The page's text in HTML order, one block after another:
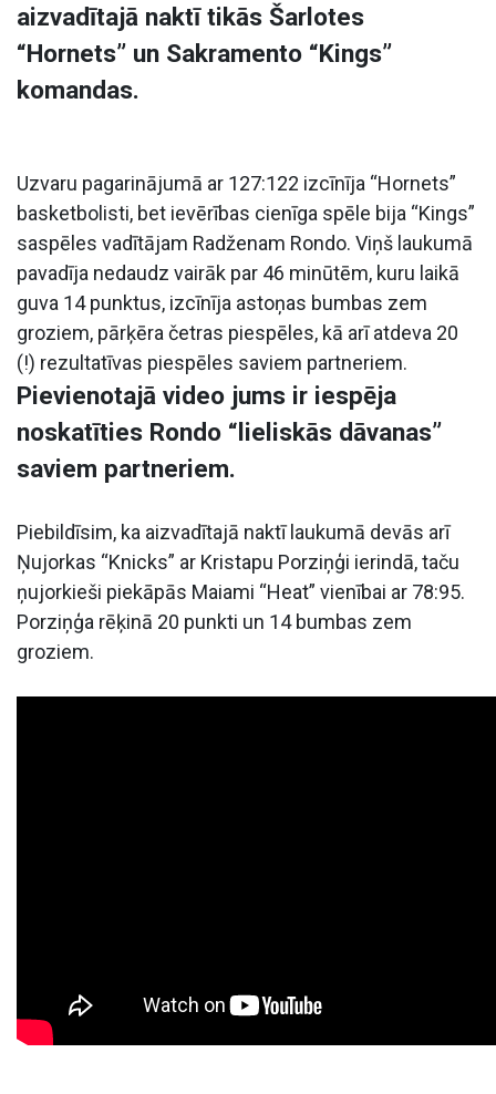
aizvadītajā naktī tikās Šarlotes
“Hornets” un Sakramento “Kings”
komandas.
Uzvaru pagarinājumā ar 127:122 izcīnīja “Hornets”
basketbolisti, bet ievērības cienīga spēle bija “Kings”
saspēles vadītājam Radženam Rondo. Viņš laukumā
pavadīja nedaudz vairāk par 46 minūtēm, kuru laikā
guva 14 punktus, izcīnīja astoņas bumbas zem
groziem, pārķēra četras piespēles, kā arī atdeva 20
(!) rezultatīvas piespēles saviem partneriem.
Pievienotajā video jums ir iespēja
noskatīties Rondo “lieliskās dāvanas”
saviem partneriem.
Piebildīsim, ka aizvadītajā naktī laukumā devās arī
Ņujorkas “Knicks” ar Kristapu Porziņģi ierindā, taču
ņujorkieši piekāpās Maiami “Heat” vienībai ar 78:95.
Porziņģa rēķinā 20 punkti un 14 bumbas zem
groziem.